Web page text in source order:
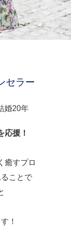
セラー
婚20年
応援！
癒すプロ
ことで
！